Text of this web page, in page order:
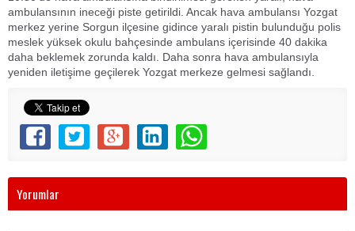
ambulansının ineceği piste getirildi. Ancak hava ambulansı Yozgat
merkez yerine Sorgun ilçesine gidince yaralı pistin bulunduğu polis
meslek yüksek okulu bahçesinde ambulans içerisinde 40 dakika
daha beklemek zorunda kaldı. Daha sonra hava ambulansıyla
yeniden iletişime geçilerek Yozgat merkeze gelmesi sağlandı.
Yorumlar